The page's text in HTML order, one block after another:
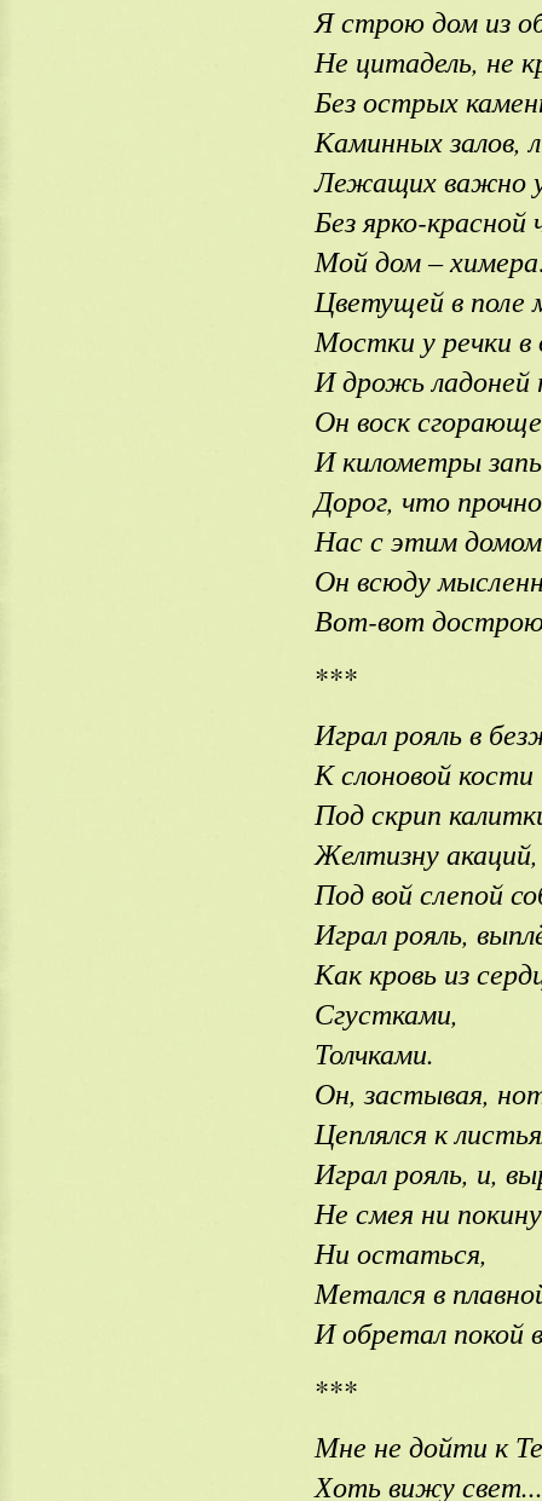
Я строю дом из
Не цитадель, не
Без острых
Каминных залов,
Лежащих важно
Без ярко-красной
Мой дом –
Цветущей в поле
Мостки у речки в
И дрожь ладоней
Он воск
И километры
Дорог, что
Нас с этим
Он всюду
Вот-вот
***
Играл рояль в
К слоновой кости
Под скрип
Желтизну акаций,
Под вой слепой
Играл рояль,
Как кровь из
Сгустками,
Толчками.
Он, застывая,
Цеплялся к
Играл рояль, и,
Не смея ни
Ни остаться,
Метался в
И обретал покой
***
Мне не дойти к
Хоть вижу свет...